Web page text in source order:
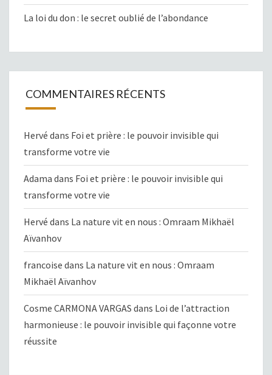
La loi du don : le secret oublié de l’abondance
COMMENTAIRES RÉCENTS
Hervé dans Foi et prière : le pouvoir invisible qui
transforme votre vie
Adama dans Foi et prière : le pouvoir invisible qui
transforme votre vie
Hervé dans La nature vit en nous : Omraam Mikhaël
Aïvanhov
francoise dans La nature vit en nous : Omraam
Mikhaël Aïvanhov
Cosme CARMONA VARGAS dans Loi de l’attraction
harmonieuse : le pouvoir invisible qui façonne votre
réussite